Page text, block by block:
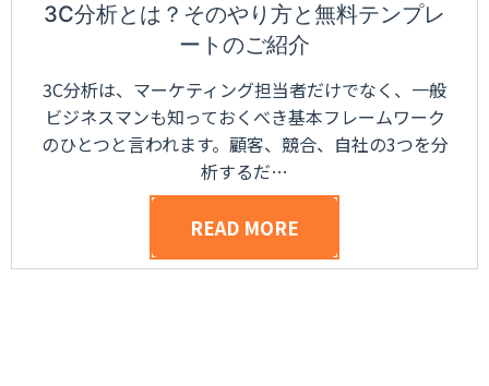
3C分析とは？そのやり方と無料テンプレ
ートのご紹介
3C分析は、マーケティング担当者だけでなく、一般
ビジネスマンも知っておくべき基本フレームワーク
のひとつと言われます。顧客、競合、自社の3つを分
析するだ…
READ MORE